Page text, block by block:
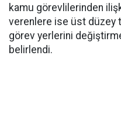
kamu görevlilerinden
verenlere ise üst düzey
görev yerlerini
belirlendi.